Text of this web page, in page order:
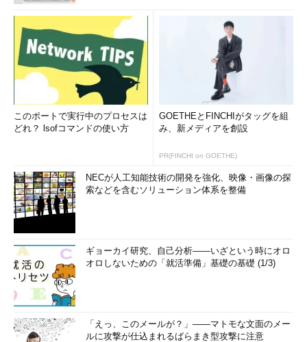
このポートで実行中のプロセスは
どれ？ lsofコマンドの使い方
GOETHEとFINCHIがタッグを組
み、新メディアを創設
PR(FINCHI on GOETHE)
NECが人工知能技術の開発を強化、映像・画像の探
索などを含むソリューション体系を整備
ギョーカイ研究、自己分析――いざという時にオロ
オロしないための「就活準備」基礎の基礎 (1/3)
「えっ、このメールが？」――マトモな文面のメー
ルに攻撃が仕込まれるばらまき型攻撃に注意